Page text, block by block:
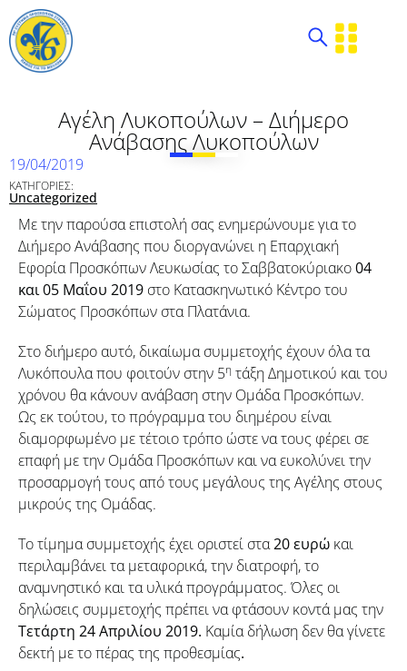
Αγέλη Λυκοπούλων – Διήμερο
Ανάβασης Λυκοπούλων
19/04/2019
ΚΑΤΗΓΟΡΙΕΣ:
Uncategorized
Με την παρούσα επιστολή σας ενημερώνουμε για το
Διήμερο Ανάβασης που διοργανώνει η Επαρχιακή
Εφορία Προσκόπων Λευκωσίας το Σαββατοκύριακο04
και 05 Μαΐου 2019 στο Κατασκηνωτικό Κέντρο του
Σώματος Προσκόπων στα Πλατάνια.
Στο διήμερο αυτό, δικαίωμα συμμετοχής έχουν όλα τα
Λυκόπουλα που φοιτούν στην 5η τάξη Δημοτικού και του
χρόνου θα κάνουν ανάβαση στην Ομάδα Προσκόπων.
Ως εκ τούτου, το πρόγραμμα του διημέρου είναι
διαμορφωμένο με τέτοιο τρόπο ώστε να τους φέρει σε
επαφή με την Ομάδα Προσκόπων και να ευκολύνει την
προσαρμογή τους από τους μεγάλους της Αγέλης στους
μικρούς της Ομάδας.
Το τίμημα συμμετοχής έχει οριστεί στα20 ευρώ και
περιλαμβάνει τα μεταφορικά, την διατροφή, το
αναμνηστικό και τα υλικά προγράμματος. Όλες οι
δηλώσεις συμμετοχής πρέπει να φτάσουν κοντά μας την
Τετάρτη 24 Απριλίου 2019. Καμία δήλωση δεν θα γίνετε
δεκτή με το πέρας της προθεσμίας.